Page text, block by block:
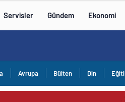
Servisler Gündem Ekonomi
Avrupa Bülten Din